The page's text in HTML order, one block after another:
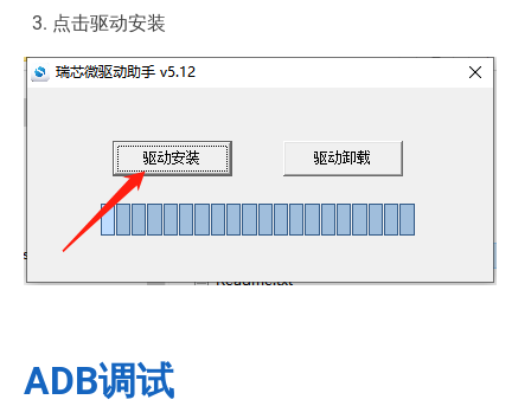
点击驱动安装
ADB调试